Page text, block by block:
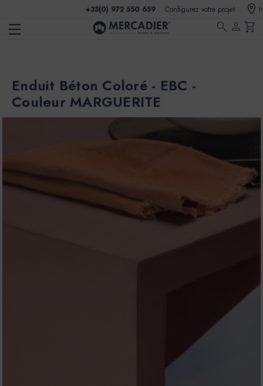
+33(0) 972 550 659 Configurez votre projet
search person shopping_cart
Enduit Béton Coloré - EBC -
Couleur MARGUERITE